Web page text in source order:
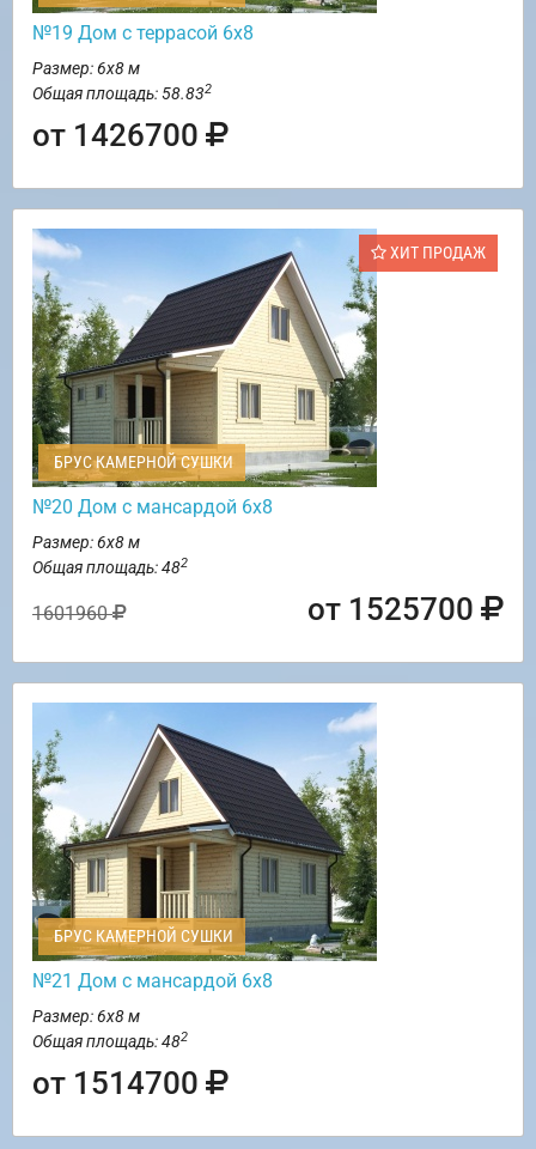
№19 Дом с террасой 6х8
Размер: 6х8 м
Общая площадь: 58.832
от 1426700
ХИТ ПРОДАЖ
БРУС КАМЕРНОЙ СУШКИ
№20 Дом с мансардой 6х8
Размер: 6х8 м
Общая площадь: 482
1601960 от 1525700
БРУС КАМЕРНОЙ СУШКИ
№21 Дом с мансардой 6х8
Размер: 6х8 м
Общая площадь: 482
от 1514700